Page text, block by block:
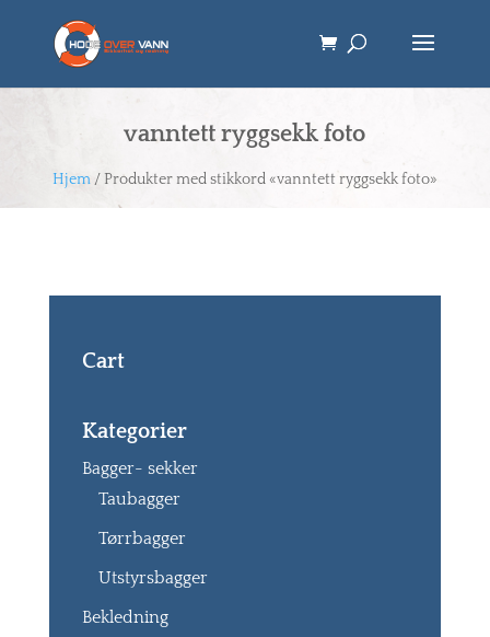
vanntett ryggsekk foto
Hjem/ Produkter med stikkord «vanntett ryggsekk foto»
Cart
Kategorier
Bagger- sekker
Taubagger
Tørrbagger
Utstyrsbagger
Bekledning